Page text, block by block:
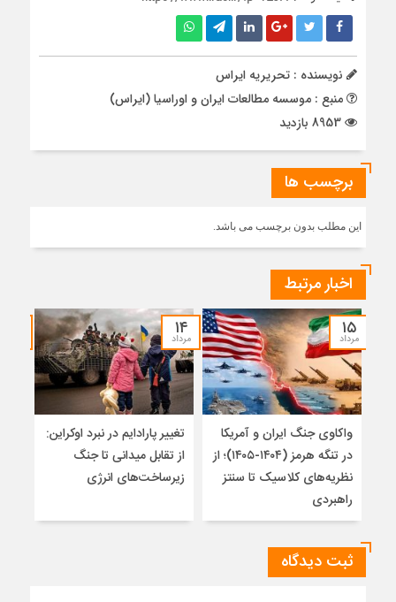
نویسنده : تحریریه ایراس
منبع : موسسه مطالعات ایران و اوراسیا (ایراس)
برچسب ها
این مطلب بدون برچسب می باشد.
اخبار مرتبط
۱۵
مرداد
واکاوی جنگ ایران و آمریکا
در تنگه هرمز (۱۴۰۴-۱۴۰۵)؛ از
نظریه‌های کلاسیک تا سنتز
راهبردی
۱۴
مرداد
تغییر پارادایم در نبرد اوکراین:
از تقابل میدانی تا جنگ
زیرساخت‌های انرژی
ثبت دیدگاه